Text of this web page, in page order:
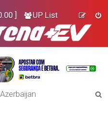
] UP List
Azerbaijan